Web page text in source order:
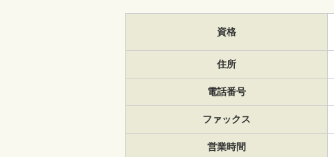
資格
住所
電話番号
ファックス
営業時間